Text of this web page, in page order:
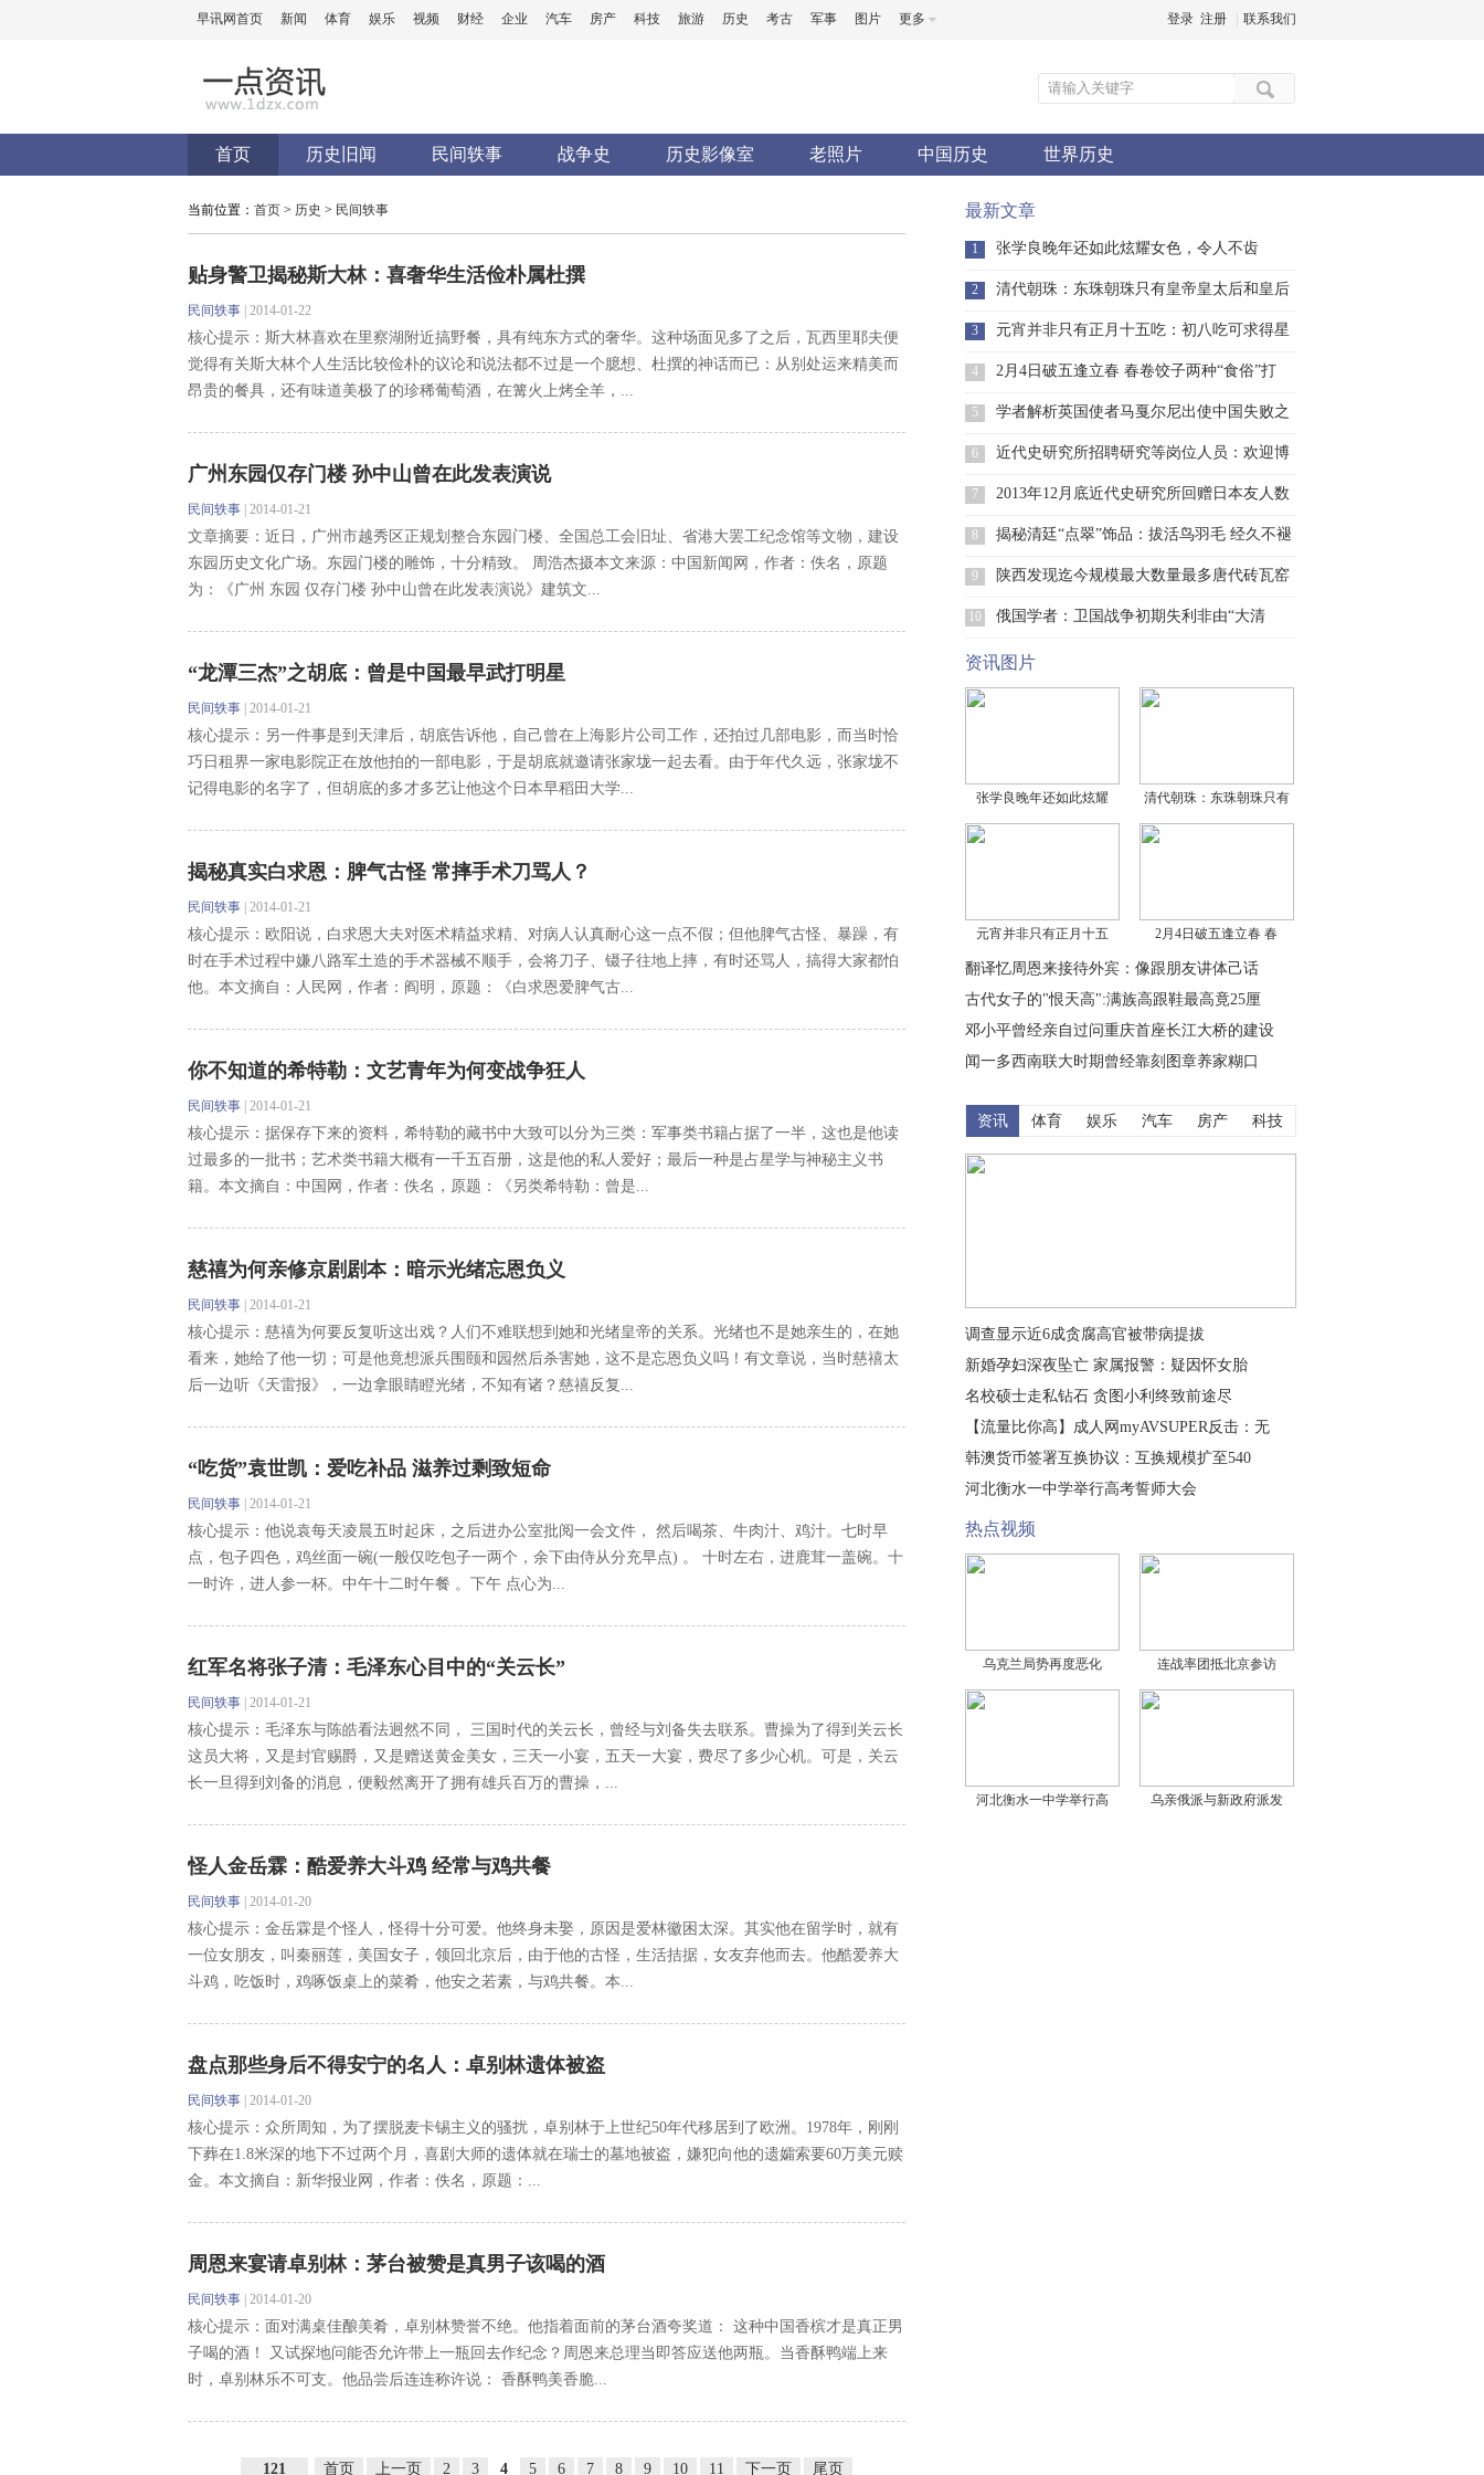
早讯网首页 新闻 体育 娱乐 视频 财经 企业 汽车 房产 科技 旅游 历史 考古 军事 图片 更多 登录 注册 联系我们
首页 历史旧闻 民间轶事 战争史 历史影像室 老照片 中国历史 世界历史
当前位置： 首页> 历史 > 民间轶事
贴身警卫揭秘斯大林：喜奢华生活俭朴属杜撰
民间轶事| 2014-01-22
核心提示：斯大林喜欢在里察湖附近搞野餐，具有纯东方式的奢华。这种场面见多了之后，瓦西里耶夫便
觉得有关斯大林个人生活比较俭朴的议论和说法都不过是一个臆想、杜撰的神话而已：从别处运来精美而
昂贵的餐具，还有味道美极了的珍稀葡萄酒，在篝火上烤全羊，...
广州东园仅存门楼 孙中山曾在此发表演说
民间轶事| 2014-01-21
文章摘要：近日，广州市越秀区正规划整合东园门楼、全国总工会旧址、省港大罢工纪念馆等文物，建设
东园历史文化广场。东园门楼的雕饰，十分精致。 周浩杰摄本文来源：中国新闻网，作者：佚名，原题
为：《广州 东园 仅存门楼 孙中山曾在此发表演说》建筑文...
“龙潭三杰”之胡底：曾是中国最早武打明星
民间轶事| 2014-01-21
核心提示：另一件事是到天津后，胡底告诉他，自己曾在上海影片公司工作，还拍过几部电影，而当时恰
巧日租界一家电影院正在放他拍的一部电影，于是胡底就邀请张家垅一起去看。由于年代久远，张家垅不
记得电影的名字了，但胡底的多才多艺让他这个日本早稻田大学...
揭秘真实白求恩：脾气古怪 常摔手术刀骂人？
民间轶事| 2014-01-21
核心提示：欧阳说，白求恩大夫对医术精益求精、对病人认真耐心这一点不假；但他脾气古怪、暴躁，有
时在手术过程中嫌八路军土造的手术器械不顺手，会将刀子、镊子往地上摔，有时还骂人，搞得大家都怕
他。本文摘自：人民网，作者：阎明，原题：《白求恩爱脾气古...
你不知道的希特勒：文艺青年为何变战争狂人
民间轶事| 2014-01-21
核心提示：据保存下来的资料，希特勒的藏书中大致可以分为三类：军事类书籍占据了一半，这也是他读
过最多的一批书；艺术类书籍大概有一千五百册，这是他的私人爱好；最后一种是占星学与神秘主义书
籍。本文摘自：中国网，作者：佚名，原题：《另类希特勒：曾是...
慈禧为何亲修京剧剧本：暗示光绪忘恩负义
民间轶事| 2014-01-21
核心提示：慈禧为何要反复听这出戏？人们不难联想到她和光绪皇帝的关系。光绪也不是她亲生的，在她
看来，她给了他一切；可是他竟想派兵围颐和园然后杀害她，这不是忘恩负义吗！有文章说，当时慈禧太
后一边听《天雷报》，一边拿眼睛瞪光绪，不知有诸？慈禧反复...
“吃货”袁世凯：爱吃补品 滋养过剩致短命
民间轶事| 2014-01-21
核心提示：他说袁每天凌晨五时起床，之后进办公室批阅一会文件， 然后喝茶、牛肉汁、鸡汁。七时早
点，包子四色，鸡丝面一碗(一般仅吃包子一两个，余下由侍从分充早点) 。 十时左右，进鹿茸一盖碗。十
一时许，进人参一杯。中午十二时午餐 。下午 点心为...
红军名将张子清：毛泽东心目中的“关云长”
民间轶事| 2014-01-21
核心提示：毛泽东与陈皓看法迥然不同， 三国时代的关云长，曾经与刘备失去联系。曹操为了得到关云长
这员大将，又是封官赐爵，又是赠送黄金美女，三天一小宴，五天一大宴，费尽了多少心机。可是，关云
长一旦得到刘备的消息，便毅然离开了拥有雄兵百万的曹操，...
怪人金岳霖：酷爱养大斗鸡 经常与鸡共餐
民间轶事| 2014-01-20
核心提示：金岳霖是个怪人，怪得十分可爱。他终身未娶，原因是爱林徽困太深。其实他在留学时，就有
一位女朋友，叫秦丽莲，美国女子，领回北京后，由于他的古怪，生活拮据，女友弃他而去。他酷爱养大
斗鸡，吃饭时，鸡啄饭桌上的菜肴，他安之若素，与鸡共餐。本...
盘点那些身后不得安宁的名人：卓别林遗体被盗
民间轶事| 2014-01-20
核心提示：众所周知，为了摆脱麦卡锡主义的骚扰，卓别林于上世纪50年代移居到了欧洲。1978年，刚刚
下葬在1.8米深的地下不过两个月，喜剧大师的遗体就在瑞士的墓地被盗，嫌犯向他的遗孀索要60万美元赎
金。本文摘自：新华报业网，作者：佚名，原题：...
周恩来宴请卓别林：茅台被赞是真男子该喝的酒
民间轶事| 2014-01-20
核心提示：面对满桌佳酿美肴，卓别林赞誉不绝。他指着面前的茅台酒夸奖道： 这种中国香槟才是真正男
子喝的酒！ 又试探地问能否允许带上一瓶回去作纪念？周恩来总理当即答应送他两瓶。当香酥鸭端上来
时，卓别林乐不可支。他品尝后连连称许说： 香酥鸭美香脆...
121 首页 上一页 2 3 4 5 6 7 8 9 10 11 下一页 尾页
最新文章
1 张学良晚年还如此炫耀女色，令人不齿
2
清代朝珠：东珠朝珠只有皇帝皇太后和皇后
能佩
3
元宵并非只有正月十五吃：初八吃可求得星
4 2月4日破五逢立春 春卷饺子两种“食俗”打
5
学者解析英国使者马戛尔尼出使中国失败之
谜
6
近代史研究所招聘研究等岗位人员：欢迎博
7
2013年12月底近代史研究所回赠日本友人数
据
8 揭秘清廷“点翠”饰品：拔活鸟羽毛 经久不褪
9
陕西发现迄今规模最大数量最多唐代砖瓦窑
群
10
俄国学者：卫国战争初期失利非由“大清
资讯图片
张学良晚年还如此炫耀 清代朝珠：东珠朝珠只有
元宵并非只有正月十五 2月4日破五逢立春 春
翻译忆周恩来接待外宾：像跟朋友讲体己话
古代女子的"恨天高":满族高跟鞋最高竟25厘
邓小平曾经亲自过问重庆首座长江大桥的建设
闻一多西南联大时期曾经靠刻图章养家糊口
资讯 体育 娱乐 汽车 房产 科技
调查显示近6成贪腐高官被带病提拔
新婚孕妇深夜坠亡 家属报警：疑因怀女胎
名校硕士走私钻石 贪图小利终致前途尽
【流量比你高】成人网myAVSUPER反击：无
韩澳货币签署互换协议：互换规模扩至540
河北衡水一中学举行高考誓师大会
热点视频
乌克兰局势再度恶化 连战率团抵北京参访
河北衡水一中学举行高 乌亲俄派与新政府派发